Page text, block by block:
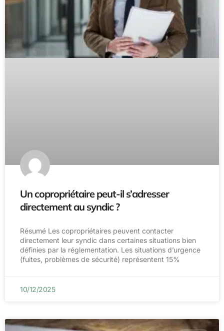
Un copropriétaire peut-il s’adresser
directement au syndic ?
Résumé Les copropriétaires peuvent contacter
directement leur syndic dans certaines situations bien
définies par la réglementation. Les situations d’urgence
(fuites, problèmes de sécurité) représentent 15%
10/12/2025